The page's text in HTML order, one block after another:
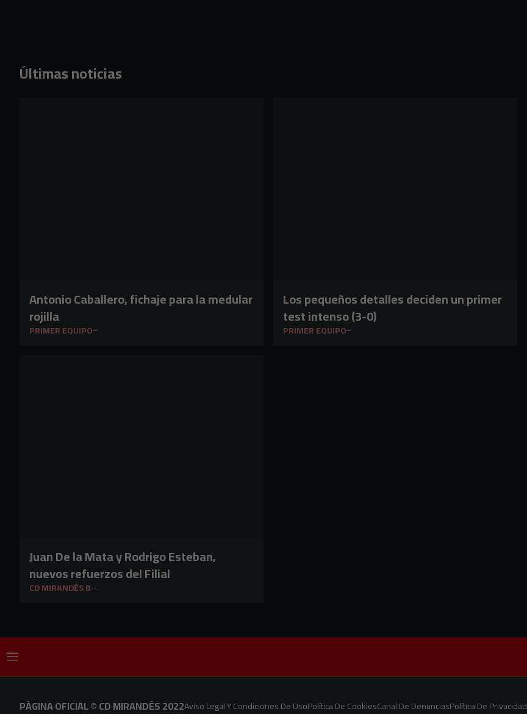
Últimas noticias
Antonio Caballero, fichaje para la medular
rojilla
PRIMER EQUIPO
Los pequeños detalles deciden un primer
test intenso (3-0)
PRIMER EQUIPO
Juan De la Mata y Rodrigo Esteban,
nuevos refuerzos del Filial
CD MIRANDÉS B
Aviso Legal Y Condiciones De UsoPolítica De CookiesCanal De DenunciasPolítica De Privacidad
PÀGINA OFICIAL © CD MIRANDÉS 2022